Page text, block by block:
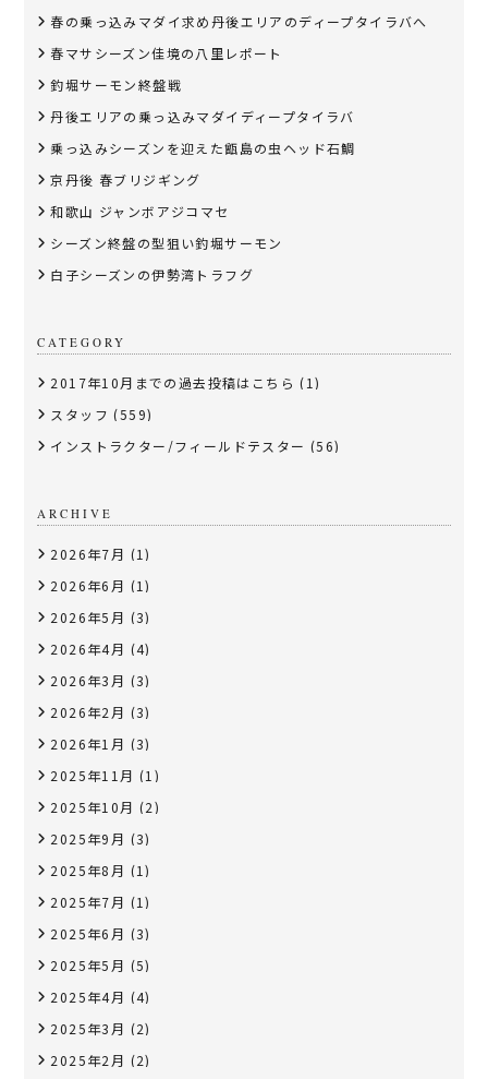
春の乗っ込みマダイ求め丹後エリアのディープタイラバへ
春マサシーズン佳境の八里レポート
釣堀サーモン終盤戦
丹後エリアの乗っ込みマダイディープタイラバ
乗っ込みシーズンを迎えた甑島の虫ヘッド石鯛
京丹後 春ブリジギング
和歌山 ジャンボアジコマセ
シーズン終盤の型狙い釣堀サーモン
白子シーズンの伊勢湾トラフグ
CATEGORY
2017年10月までの過去投稿はこちら (1)
スタッフ (559)
インストラクター/フィールドテスター (56)
ARCHIVE
2026年7月 (1)
2026年6月 (1)
2026年5月 (3)
2026年4月 (4)
2026年3月 (3)
2026年2月 (3)
2026年1月 (3)
2025年11月 (1)
2025年10月 (2)
2025年9月 (3)
2025年8月 (1)
2025年7月 (1)
2025年6月 (3)
2025年5月 (5)
2025年4月 (4)
2025年3月 (2)
2025年2月 (2)